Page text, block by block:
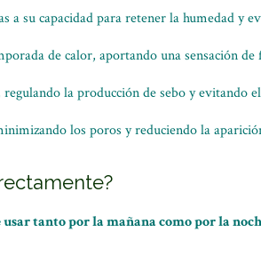
su capacidad para retener la humedad y
de calor, aportando una sensación de
la producción de sebo y evitando el
los poros y reduciendo la
usar tanto por la mañana como por la